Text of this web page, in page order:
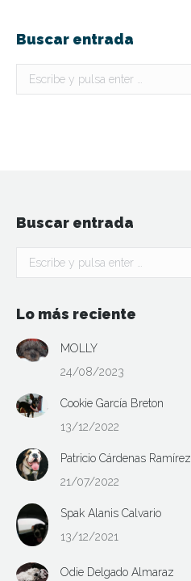
Buscar entrada
Buscar:
Buscar entrada
Buscar:
Lo más reciente
MOLLY
24/08/2023
Cookie García Breton
13/12/2022
Patricio Cárdenas Ramírez
21/07/2022
Spak Alanis Calvario
13/12/2021
Odie Delgado Almaraz